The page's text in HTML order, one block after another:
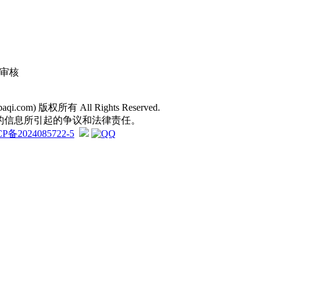
核
版权所有 All Rights Reserved.
息所引起的争议和法律责任。
备2024085722-5